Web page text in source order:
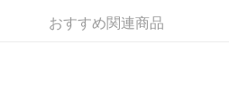
おすすめ関連商品